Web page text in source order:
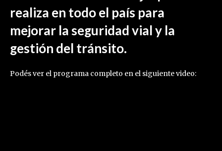
realiza en todo el país para
mejorar la seguridad vial y la
gestión del tránsito.
Podés ver el programa completo en el siguiente video: